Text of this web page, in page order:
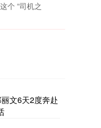
个 “司机之
文6天2度奔赴